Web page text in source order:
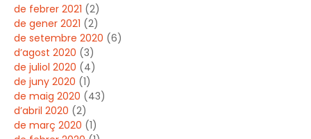
de febrer 2021 (2)
de gener 2021 (2)
de setembre 2020 (6)
d’agost 2020 (3)
de juliol 2020 (4)
de juny 2020 (1)
de maig 2020 (43)
d’abril 2020 (2)
de març 2020 (1)